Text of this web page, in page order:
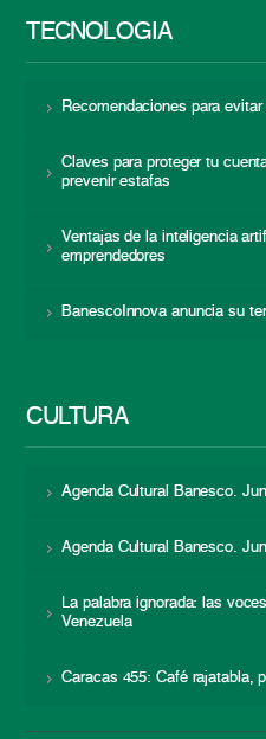
TECNOLOGÍA
Recomendaciones para
Claves para proteger tu
prevenir estafas
Ventajas de la inteligencia
emprendedores
BanescoInnova anuncia su
CULTURA
Agenda Cultural Banesco.
Agenda Cultural Banesco.
La palabra ignorada: las
Venezuela
Caracas 455: Café rajatabla,